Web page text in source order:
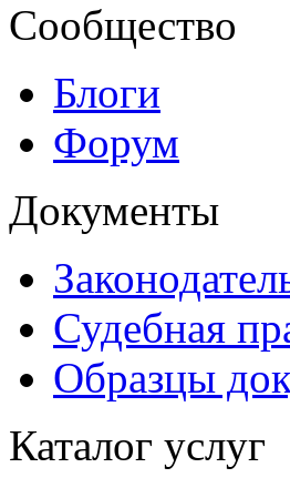
Сообщество
Блоги
Форум
Документы
Судебная
Образцы
Каталог услуг